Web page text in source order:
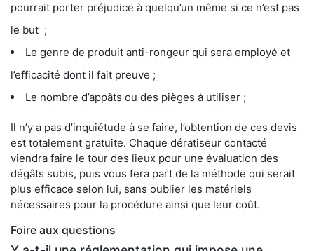
pourrait porter préjudice à quelqu’un même si ce n’est pas
le but ;
Le genre de produit anti-rongeur qui sera employé et
l’efficacité dont il fait preuve ;
Le nombre d’appâts ou des pièges à utiliser ;
Il n’y a pas d’inquiétude à se faire, l’obtention de ces devis
est totalement gratuite. Chaque dératiseur contacté
viendra faire le tour des lieux pour une évaluation des
dégâts subis, puis vous fera part de la méthode qui serait
plus efficace selon lui, sans oublier les matériels
nécessaires pour la procédure ainsi que leur coût.
Foire aux questions